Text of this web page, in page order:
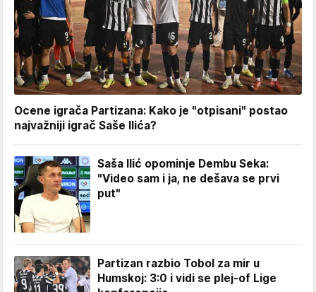
Ocene igrača Partizana: Kako je "otpisani" postao
najvažniji igrač Saše Ilića?
Saša Ilić opominje Dembu Seka:
"Video sam i ja, ne dešava se prvi
put"
Partizan razbio Tobol za mir u
Humskoj: 3:0 i vidi se plej-of Lige